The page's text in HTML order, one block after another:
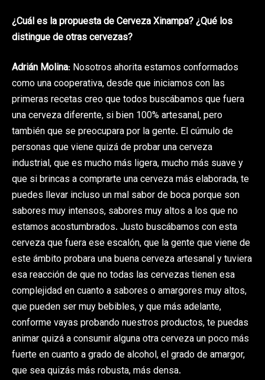
¿Cuál es la propuesta de Cerveza Xinampa? ¿Qué los
distingue de otras cervezas?
Adrián Molina: Nosotros ahorita estamos conformados
como una cooperativa, desde que iniciamos con las
primeras recetas creo que todos buscábamos que fuera
una cerveza diferente, si bien 100% artesanal, pero
también que se preocupara por la gente. El cúmulo de
personas que viene quizá de probar una cerveza
industrial, que es mucho más ligera, mucho más suave y
que si brincas a comprarte una cerveza más elaborada, te
puedes llevar incluso un mal sabor de boca porque son
sabores muy intensos, sabores muy altos a los que no
estamos acostumbrados. Justo buscábamos con esta
cerveza que fuera ese escalón, que la gente que viene de
este ámbito probara una buena cerveza artesanal y tuviera
esa reacción de que no todas las cervezas tienen esa
complejidad en cuanto a sabores o amargores muy altos,
que pueden ser muy bebibles, y que más adelante,
conforme vayas probando nuestros productos, te puedas
animar quizá a consumir alguna otra cerveza un poco más
fuerte en cuanto a grado de alcohol, el grado de amargor,
que sea quizás más robusta, más densa.